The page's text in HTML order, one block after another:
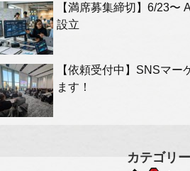
【満席募集締切】6/23〜
設立
【依頼受付中】SNSマー
ます！
カテゴリー